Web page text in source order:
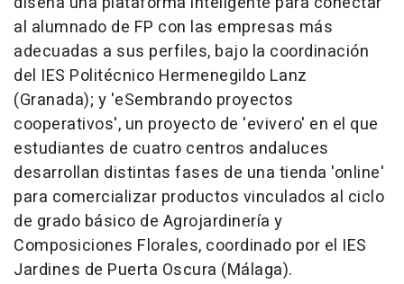
al alumnado de FP con las empresas más
adecuadas a sus perfiles, bajo la coordinación
del IES Politécnico Hermenegildo Lanz
(Granada); y 'eSembrando proyectos
cooperativos', un proyecto de 'evivero' en el que
estudiantes de cuatro centros andaluces
desarrollan distintas fases de una tienda 'online'
para comercializar productos vinculados al ciclo
de grado básico de Agrojardinería y
Composiciones Florales, coordinado por el IES
Jardines de Puerta Oscura (Málaga).